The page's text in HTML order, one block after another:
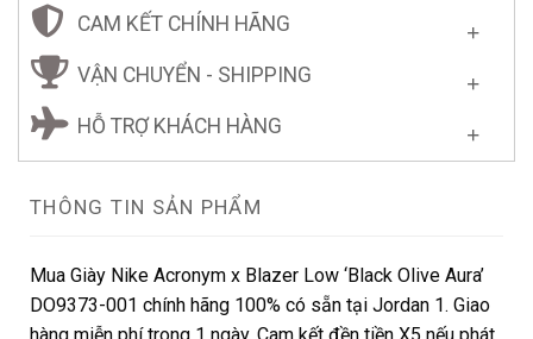
CAM KẾT CHÍNH HÃNG
VẬN CHUYỂN - SHIPPING
HỖ TRỢ KHÁCH HÀNG
THÔNG TIN SẢN PHẨM
Mua Giày Nike Acronym x Blazer Low ‘Black Olive Aura’
DO9373-001 chính hãng 100% có sẵn tại Jordan 1. Giao
hàng miễn phí trong 1 ngày. Cam kết đền tiền X5 nếu phát